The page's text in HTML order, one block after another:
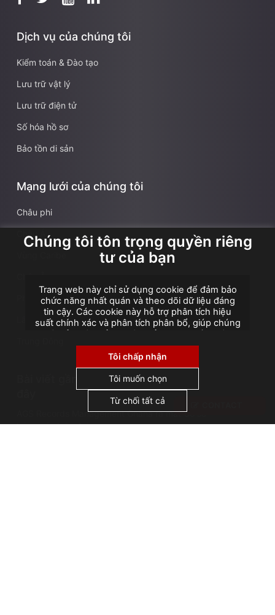
Dịch vụ của chúng tôi
Kiểm toán & Đào tạo
Lưu trữ vật lý
Lưu trữ điện tử
Số hóa hồ sơ
Bảo tồn di sản
Mạng lưới của chúng tôi
Châu phi
Châu Á
Lãnh thổ hải ngoại Pháp
AGS Records Management Ghana ra mắt Cơ sở
bảo quản hiện đại
Chúng tôi tôn trọng quyền riêng
tư của bạn
Trang web này chỉ sử dụng cookie để đảm bảo
chức năng nhất quán và theo dõi dữ liệu đáng
tin cậy. Các cookie này hỗ trợ phân tích hiệu
suất chính xác và phân tích phân bổ, giúp chúng
tôi cải thiện trải nghiệm của bạn. Chúng tôi
không sử dụng cookie cho quảng cáo hoặc tiếp
thị lại, và không chia sẻ hoặc bán dữ liệu cá
nhân cho bên thứ ba. Bằng cách nhấp vào
"Chấp nhận tất cả", bạn đồng ý với việc chúng
tôi sử dụng cookie.
Tôi chấp nhận
Tôi muốn chọn
Từ chối tất cả